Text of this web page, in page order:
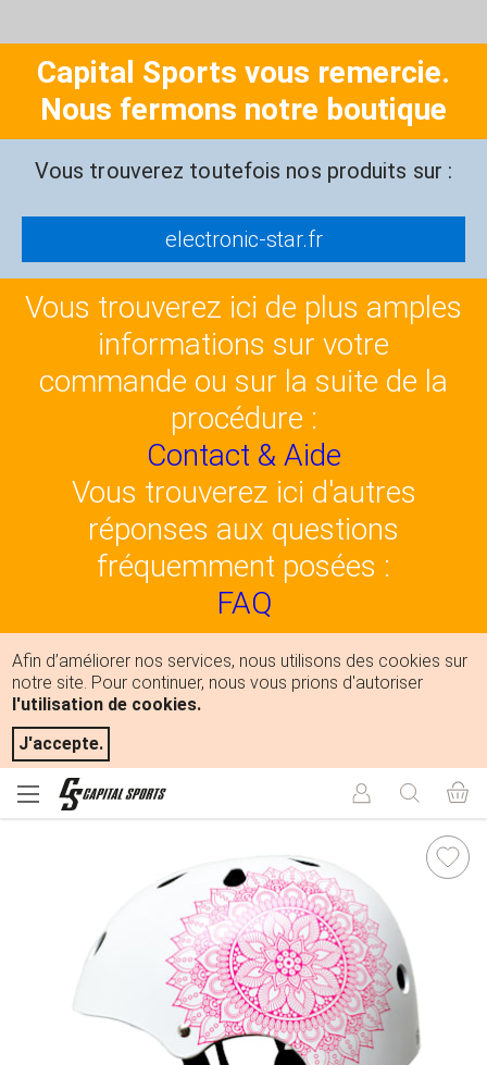
Capital Sports vous remercie.
Nous fermons notre boutique
Vous trouverez toutefois nos produits sur :
electronic-star.fr
Vous trouverez ici de plus amples
informations sur votre
commande ou sur la suite de la
procédure :
Contact & Aide
Vous trouverez ici d'autres
réponses aux questions
fréquemment posées :
FAQ
Afin d’améliorer nos services, nous utilisons des cookies sur
notre site. Pour continuer, nous vous prions d'autoriser
l'utilisation de cookies.
J'accepte.